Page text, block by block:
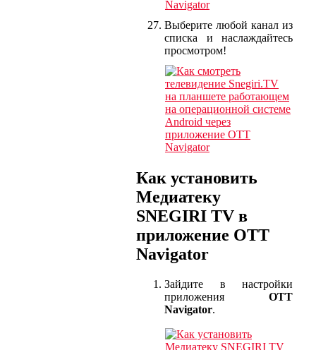
Выберите любой канал из
списка и наслаждайтесь
просмотром!
Как установить
Медиатеку
SNEGIRI TV в
приложение OTT
Navigator
Зайдите в настройки
приложения OTT
Navigator.